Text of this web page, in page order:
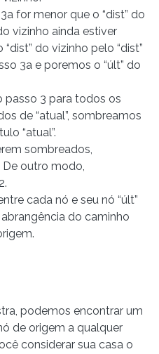
for menor que o “dist” do
vizinho ainda estiver
do vizinho pelo “dist”
3a e poremos o “últ” do
passo 3 para todos os
de “atual”, sombreamos
“atual”.
sombreados,
outro modo,
cada nó e seu nó “últ”
do caminho
podemos encontrar um
de origem a qualquer
considerar sua casa o